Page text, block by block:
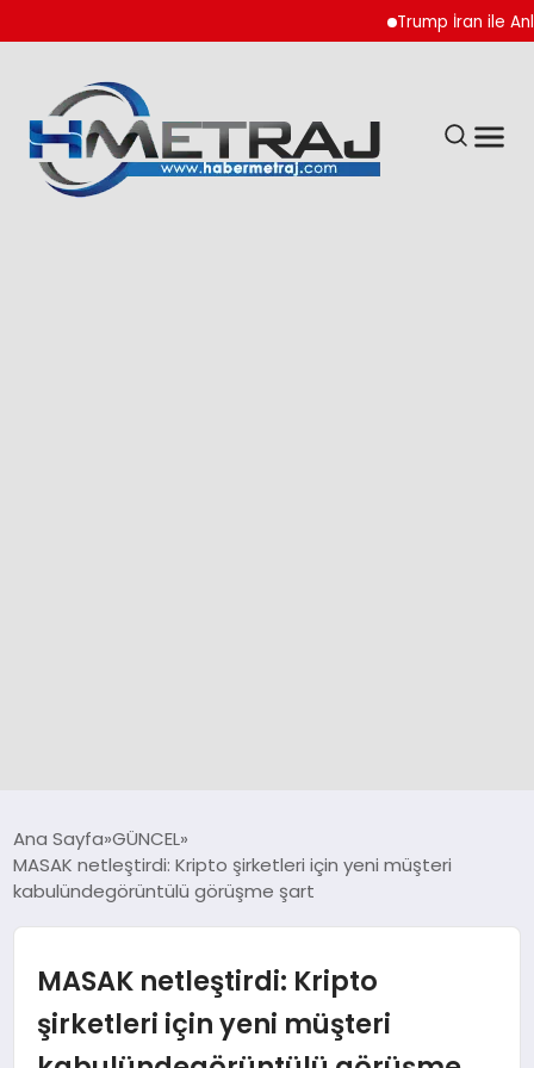
Trump İran ile
SPOR
DÜNYA
SİYASET
Ana Sayfa GÜNCEL
MASAK netleştirdi: Kripto şirketleri için yeni müşteri
kabulündegörüntülü görüşme şart
MASAK netleştirdi: Kripto
şirketleri için yeni müşteri